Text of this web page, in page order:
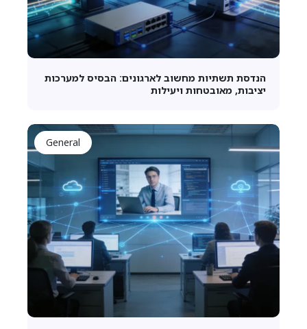
הנדסת תשתיות מחשוב לארגונים: הבסיס למערכות
יציבות, מאובטחות ויעילות
General